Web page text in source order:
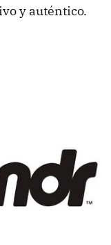
y auténtico.